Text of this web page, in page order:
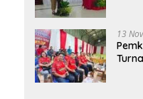
13